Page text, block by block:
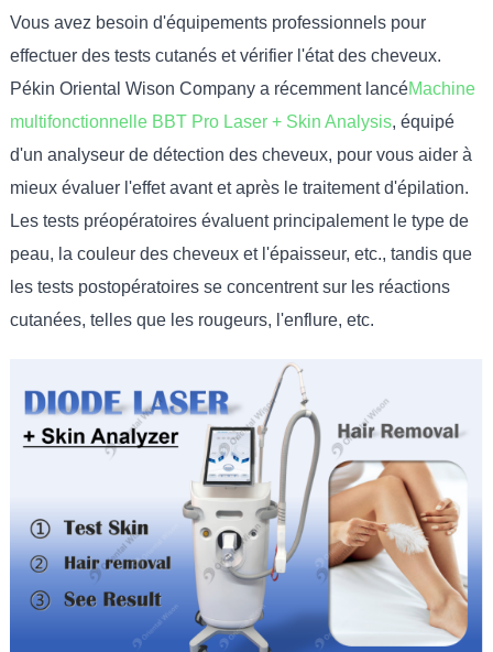
Vous avez besoin d'équipements professionnels pour
effectuer des tests cutanés et vérifier l'état des cheveux.
Pékin Oriental Wison Company a récemment lancéMachine
multifonctionnelle BBT Pro Laser + Skin Analysis, équipé
d'un analyseur de détection des cheveux, pour vous aider à
mieux évaluer l'effet avant et après le traitement d'épilation.
Les tests préopératoires évaluent principalement le type de
peau, la couleur des cheveux et l'épaisseur, etc., tandis que
les tests postopératoires se concentrent sur les réactions
cutanées, telles que les rougeurs, l'enflure, etc.